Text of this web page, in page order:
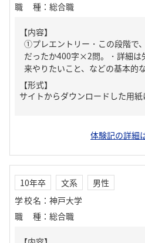
職種 ： 総合職
【内容】
①プレエントリー・この段階で
だったか400字×2問。・詳細は
来やりたいこと、などの基本的
【形式】
サイトからダウンロードした用紙
体験記の詳細
10年卒 文系
男性
学校名 ： 神戸大学
職種 ： 総合職